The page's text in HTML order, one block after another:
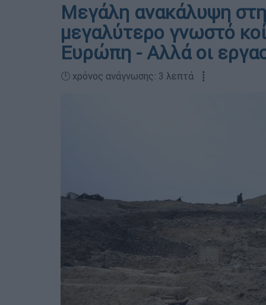
Μεγάλη ανακάλυψη
μεγαλύτερο γνωστό
Ευρώπη - Αλλά οι
🕛 χρόνος ανάγνωσης: 3 λεπτά ┋